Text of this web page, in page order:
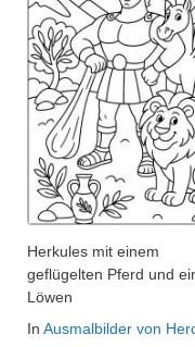
Herkules mit einem
geflügelten Pferd und
Löwen
In Ausmalbilder von